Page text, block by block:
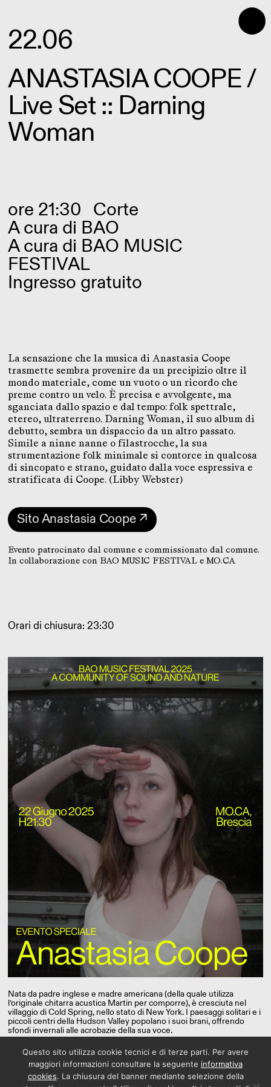
⬤
22.06
ANASTASIA COOPE /
Live Set :: Darning
Woman
ore 21:30 Corte
A cura di BAO
A cura di BAO MUSIC
FESTIVAL
Ingresso gratuito
La sensazione che la musica di Anastasia Coope
trasmette sembra provenire da un precipizio oltre il
mondo materiale, come un vuoto o un ricordo che
preme contro un velo. È precisa e avvolgente, ma
sganciata dallo spazio e dal tempo: folk spettrale,
etereo, ultraterreno. Darning Woman, il suo album di
debutto, sembra un dispaccio da un altro passato.
Simile a ninne nanne o filastrocche, la sua
strumentazione folk minimale si contorce in qualcosa
di sincopato e strano, guidato dalla voce espressiva e
stratificata di Coope. (Libby Webster)
Sito Anastasia Coope ↗
Evento patrocinato dal comune e commissionato dal comune.
In collaborazione con BAO MUSIC FESTIVAL e MO.CA
Orari di chiusura: 23:30
Nata da padre inglese e madre americana (della quale utilizza
l’originale chitarra acustica Martin per comporre), è cresciuta nel
villaggio di Cold Spring, nello stato di New York. I paesaggi solitari e i
piccoli centri della Hudson Valley popolano i suoi brani, offrendo
sfondi invernali alle acrobazie della sua voce.
Questo sito utilizza cookie tecnici e di terze parti. Per avere
maggiori informazioni consultare la seguente informativa
cookies. La chiusura del banner mediante selezione della